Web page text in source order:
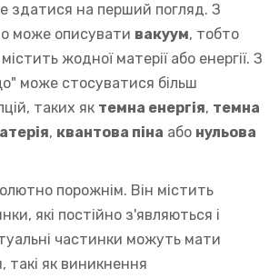
здатися на перший погляд. З
може описувати вакуум, тобто
жодної матерії або енергії. З
може стосуватися більш
таких як темна енергія, темна
, квантова піна або нульова
порожнім. Він містить
які постійно з'являються і
частинки можуть мати
такі як виникнення